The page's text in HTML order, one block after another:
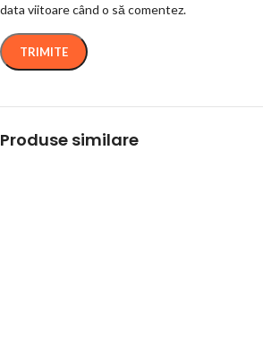
data viitoare când o să comentez.
Produse similare